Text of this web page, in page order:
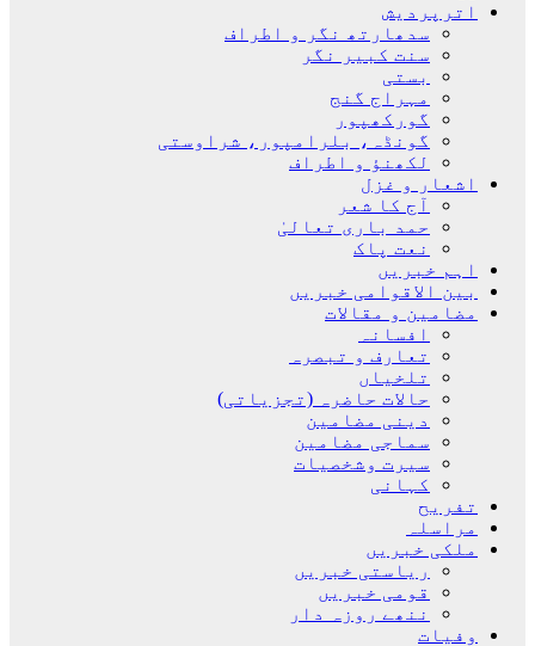
اترپردیش
سدھارتھ نگر و اطراف
سنت کبیر نگر
بستی
مہراج گنج
گورکھپور
گونڈہ، بلرامپور، شراوستی
لکھنؤ و اطراف
اشعار و غزل
آج کا شعر
حمد باری تعالیٰ
نعت پاک
اہم خبریں
بین الاقوامی خبریں
مضامین و مقالات
افسانہ
تعارف و تبصرہ
تلخیاں
حالات حاضرہ (تجزیاتی)
دینی مضامین
سماجی مضامین
سیرت وشخصیات
کہانی
تفریح
مراسلہ
ملکی خبریں
ریاستی خبریں
قومی خبریں
ننھے روزہ دار
وفیات